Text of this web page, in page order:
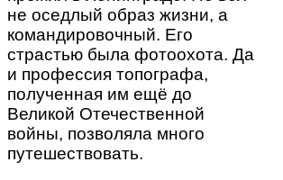
не оседлый образ жизни, а
командировочный. Его
страстью была фотоохота. Да
и профессия топографа,
полученная им ещё до
Великой Отечественной
войны, позволяла много
путешествовать.